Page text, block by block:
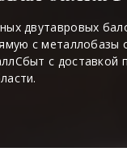
двутавровых
с металлобазы
с доставкой